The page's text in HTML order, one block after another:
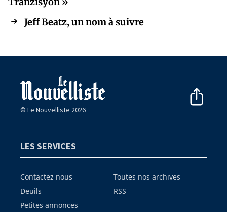
Jeff Beatz, un nom à suivre
© Le Nouvelliste 2026
LES SERVICES
Contactez nous
Deuils
Petites annonces
Toutes nos archives
RSS